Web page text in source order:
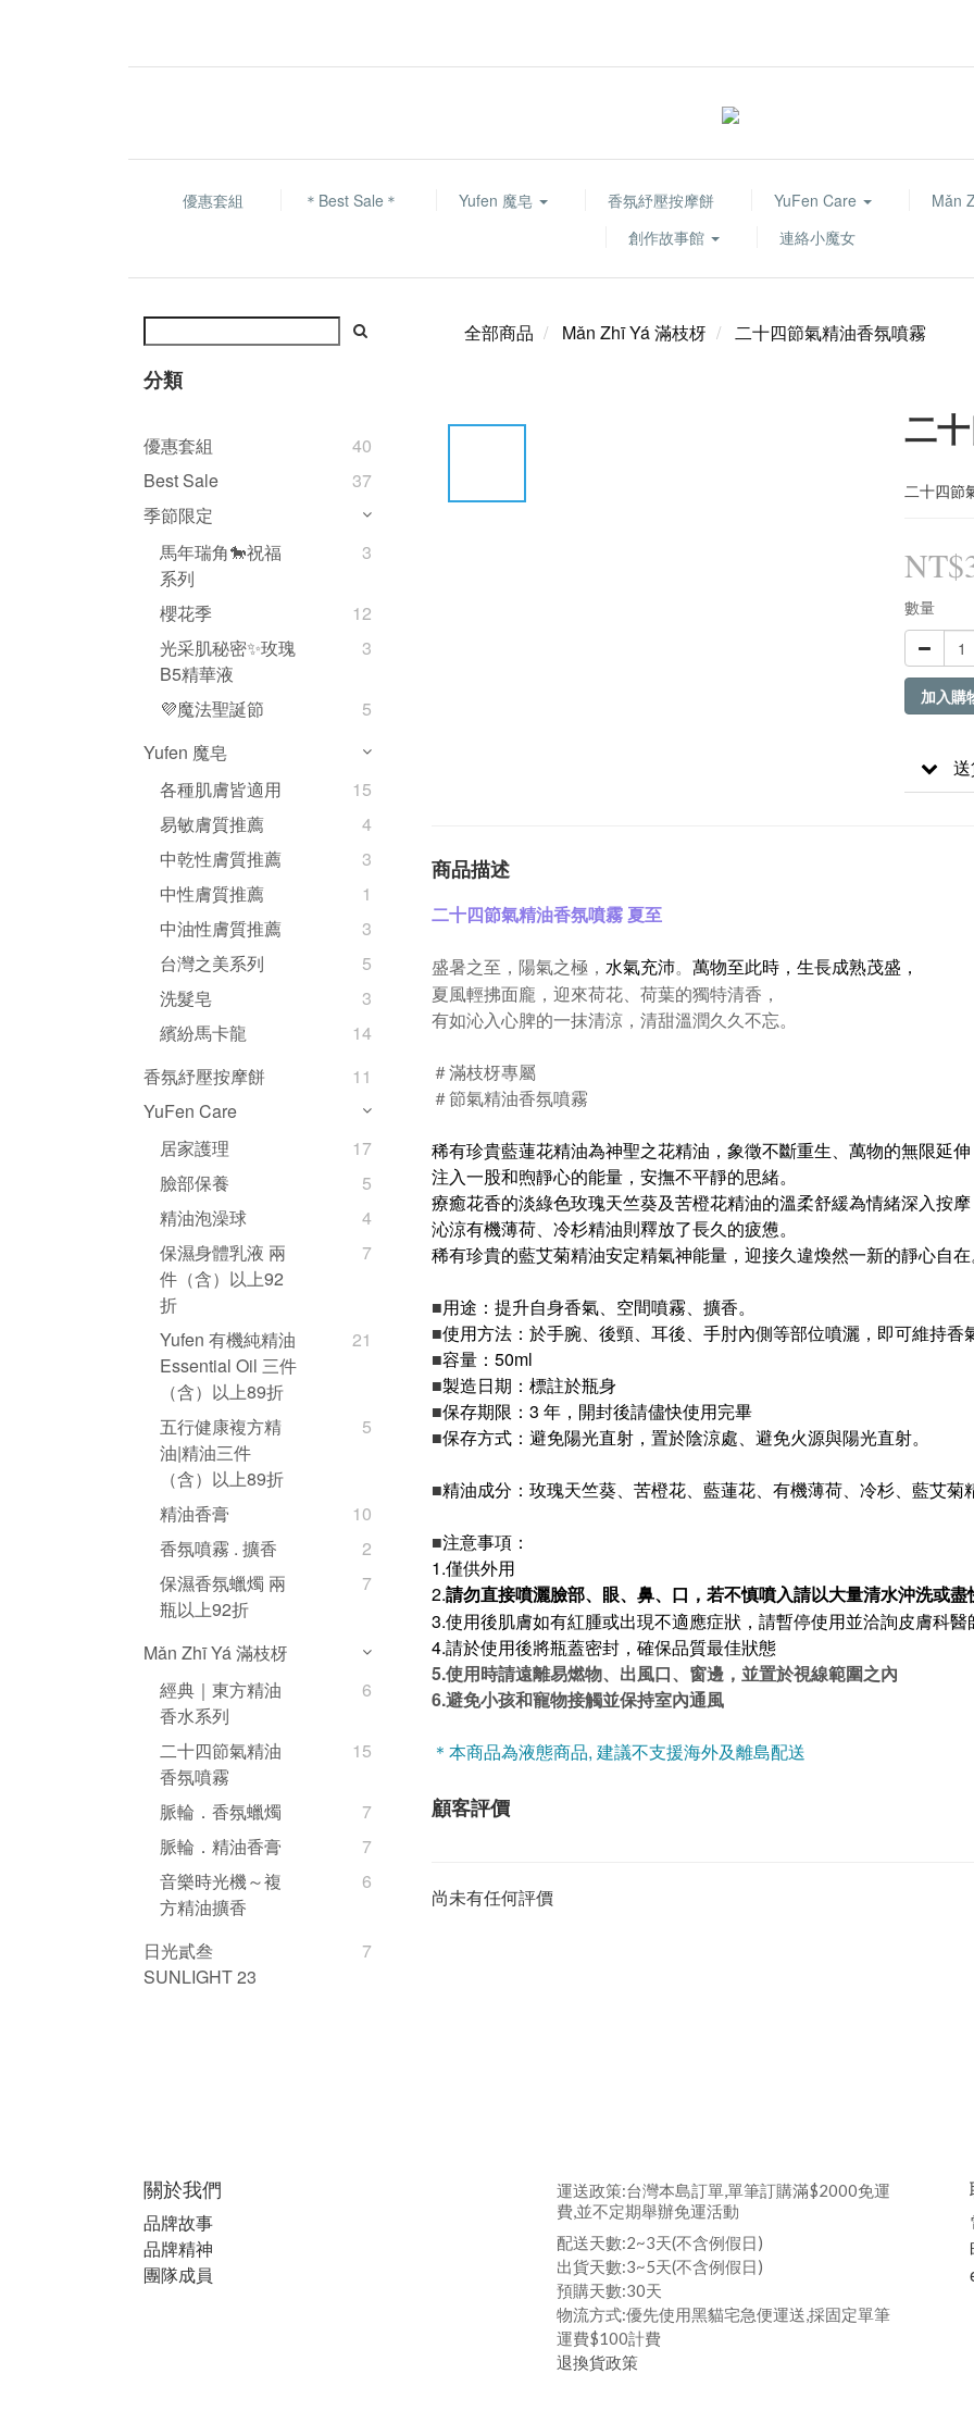
優惠套組 ＊Best Sale＊ Yufen 魔皂 香氛紓壓按摩餅 YuFen Care Mǎn
創作故事館
連絡小魔女
分類
優惠套組
40
Best Sale
37
季節限定
馬年瑞角🐎祝福
系列
3
櫻花季
12
光采肌秘密✨玫瑰
B5精華液
3
💜魔法聖誕節
5
Yufen 魔皂
各種肌膚皆適用
15
易敏膚質推薦
4
中乾性膚質推薦
3
中性膚質推薦
1
中油性膚質推薦
3
台灣之美系列
5
洗髮皂
3
繽紛馬卡龍
14
香氛紓壓按摩餅
11
YuFen Care
居家護理
17
臉部保養
5
精油泡澡球
4
保濕身體乳液 兩
件（含）以上92
折
7
Yufen 有機純精油
Essential Oil 三件
（含）以上89折
21
五行健康複方精
油|精油三件
（含）以上89折
5
精油香膏
10
香氛噴霧 . 擴香
2
保濕香氛蠟燭 兩
瓶以上92折
7
Mǎn Zhī Yá 滿枝枒
經典｜東方精油
香水系列
6
二十四節氣精油
香氛噴霧
15
脈輪．香氛蠟燭
7
脈輪．精油香膏
7
音樂時光機～複
方精油擴香
6
日光貳叁
SUNLIGHT 23
7
全部商品 Mǎn Zhī Yá 滿枝枒 二十四節氣精油香氛噴霧
二
二十四節
數量
加入購
商品描述
二十四節氣精油香氛噴霧 夏至
盛暑之至，陽氣之極， 水氣充沛。 萬物至此時，生長成熟茂盛，
夏風輕拂面龐，迎來荷花、荷葉的獨特清香，
有如沁入心脾的一抹清涼，清甜溫潤久久不忘。
＃滿枝枒專屬
＃節氣精油香氛噴霧
稀有珍貴藍蓮花精油為神聖之花精油，象徵不斷重生、萬物的無限延伸
注入一股和煦靜心的能量，安撫不平靜的思緒。
療癒花香的淡綠色玫瑰天竺葵及苦橙花精油的溫柔舒緩為情緒深入按摩
沁涼有機薄荷、冷杉精油則釋放了長久的疲憊。
稀有珍貴的藍艾菊精油安定精氣神能量，迎接久違煥然一新的靜心自在
■用途：提升自身香氣、空間噴霧、擴香。
■使用方法：於手腕、後頸、耳後、手肘內側等部位噴灑，即可維持香
■容量：50ml
■製造日期：標註於瓶身
■保存期限：3 年，開封後請儘快使用完畢
■保存方式：避免陽光直射，置於陰涼處、避免火源與陽光直射。
■精油成分： 玫瑰天竺葵、苦橙花、藍蓮花、有機薄荷、 冷杉、藍艾菊
■注意事項：
1.僅供外用
2.請勿直接噴灑臉部、眼、鼻、口，若不慎噴入請以大量清水沖洗或盡
3.使用後肌膚如有紅腫或出現不適應症狀，請暫停使用並洽詢皮膚科醫
4.請於使用後將瓶蓋密封，確保品質最佳狀態
5.使用時請遠離易燃物、出風口、窗邊，並置於視線範圍之內
6.避免小孩和寵物接觸並保持室內通風
＊本商品為液態商品, 建議不支援海外及離島配送
顧客評價
尚未有任何評價
關於我們
品牌故事
品牌精神
團隊成員
運送政策:台灣本島訂單,單筆訂購滿$2000免運
費,並不定期舉辦免運活動
配送天數:2~3天(不含例假日)
出貨天數:3~5天(不含例假日)
預購天數:30天
物流方式:優先使用黑貓宅急便運送,採固定單筆
運費$100計費
退換貨政策